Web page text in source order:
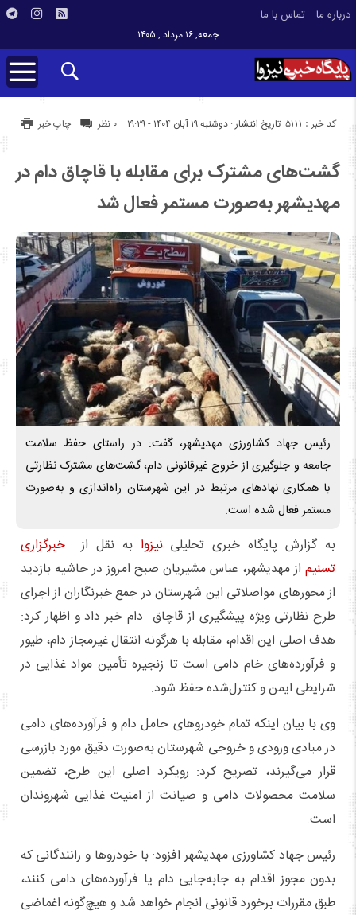
درباره ما تماس با ما
جمعه, ۱۶ مرداد , ۱۴۰۵
تاریخ انتشار : دوشنبه ۱۹ آبان ۱۴۰۴ - ۱۹:۲۹ کد خبر : 5111 چاپ خبر ۰ نظر
گشت‌های مشترک برای مقابله با قاچاق دام در
مهدیشهر به‌صورت مستمر فعال شد
رئیس جهاد کشاورزی مهدیشهر، گفت: در راستای حفظ سلامت
جامعه و جلوگیری از خروج غیرقانونی دام، گشت‌های مشترک نظارتی
با همکاری نهادهای مرتبط در این شهرستان راه‌اندازی و به‌صورت
مستمر فعال شده است.
به گزارش پایگاه خبری تحلیلینیزوا به نقل ازخبرگزاری
تسنیماز مهدیشهر، عباس مشیریان صبح امروز در حاشیه بازدید
از محورهای مواصلاتی این شهرستان در جمع خبرنگاران از اجرای
طرح نظارتی ویژه پیشگیری از قاچاق دام خبر داد و اظهار کرد:
هدف اصلی این اقدام، مقابله با هرگونه انتقال غیرمجاز دام، طیور
و فرآورده‌های خام دامی است تا زنجیره تأمین مواد غذایی در
شرایطی ایمن و کنترل‌شده حفظ شود.
وی با بیان اینکه تمام خودروهای حامل دام و فرآورده‌های دامی
در مبادی ورودی و خروجی شهرستان به‌صورت دقیق مورد بازرسی
قرار می‌گیرند، تصریح کرد: رویکرد اصلی این طرح، تضمین
سلامت محصولات دامی و صیانت از امنیت غذایی شهروندان
است.
رئیس جهاد کشاورزی مهدیشهر افزود: با خودروها و رانندگانی که
بدون مجوز اقدام به جابه‌جایی دام یا فرآورده‌های دامی کنند،
طبق مقررات برخورد قانونی انجام خواهد شد و هیچ‌گونه اغماضی